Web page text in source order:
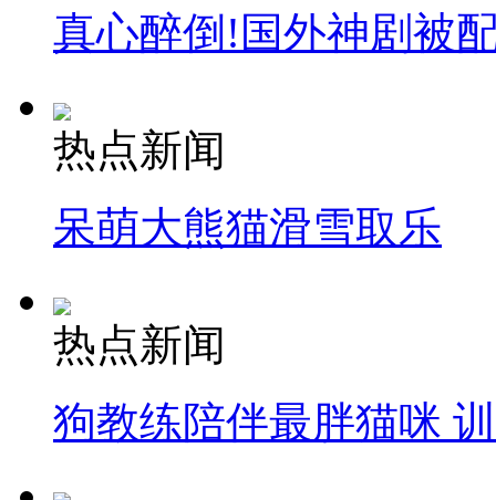
真心醉倒!国外神剧被
热点新闻
呆萌大熊猫滑雪取乐
热点新闻
狗教练陪伴最胖猫咪